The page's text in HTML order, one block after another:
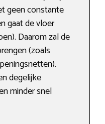
geen constante
gaat de vloer
Daarom zal de
(zoals
degelijke
minder snel